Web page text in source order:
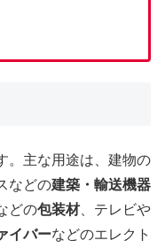
。主な用途は、建物の
などの建築・輸送機器
どの包装材、テレビや
イバーなどのエレクト